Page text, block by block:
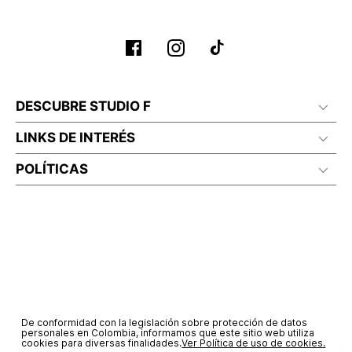
DESCUBRE STUDIO F
LINKS DE INTERÉS
POLÍTICAS
De conformidad con la legislación sobre protección de datos
personales en Colombia, informamos que este sitio web utiliza
cookies para diversas finalidades.Ver Política de uso de cookies.